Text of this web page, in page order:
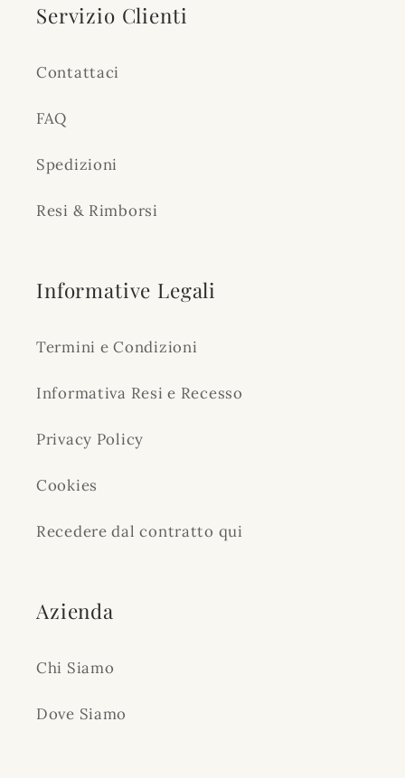
Servizio Clienti
Contattaci
FAQ
Spedizioni
Resi & Rimborsi
Informative Legali
Termini e Condizioni
Informativa Resi e Recesso
Privacy Policy
Cookies
Recedere dal contratto qui
Azienda
Chi Siamo
Dove Siamo